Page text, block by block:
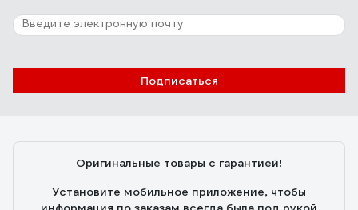
Подписаться
Оригинальные товары с гарантией!
Установите мобильное приложение, чтобы